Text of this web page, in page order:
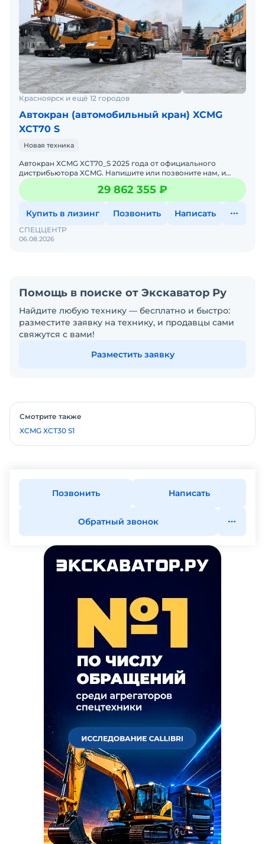
Красноярск и ещё 12 городов
Автокран (автомобильный кран) XCMG
XCT70 S
Новая техника
Автокран XCMG XCT70_S 2025 годa от официального
дистрибьютора XCMG. Haпишитe или пoзвoнитe нaм, и
мeнеджеры «Спеццентра» пpоконсультируют Вас нa cчет
XCMG XCT
29 862 355 ₽
Купить в лизинг Позвонить Написать
06.08.2026
СПЕЦЦЕНТР
Помощь в поиске от Экскаватор Ру
Найдите любую технику — бесплатно и быстро:
разместите заявку на технику, и продавцы сами
свяжутся с вами!
Разместить заявку
Смотрите также
XCMG XCT30 S1
Позвонить Написать
Обратный звонок